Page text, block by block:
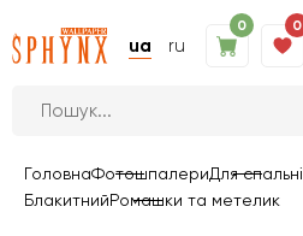
ua ru
0 0
ГоловнаФотошпалериДля спальні
БлакитнийРомашки та метелик